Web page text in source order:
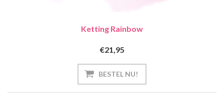
Ketting Rainbow
€21,95